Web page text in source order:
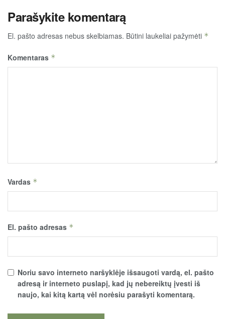
Parašykite komentarą
El. pašto adresas nebus skelbiamas. Būtini laukeliai pažymėti *
Komentaras *
Vardas *
El. pašto adresas *
Noriu savo interneto naršyklėje išsaugoti vardą, el. pašto
adresą ir interneto puslapį, kad jų nebereiktų įvesti iš
naujo, kai kitą kartą vėl norėsiu parašyti komentarą.